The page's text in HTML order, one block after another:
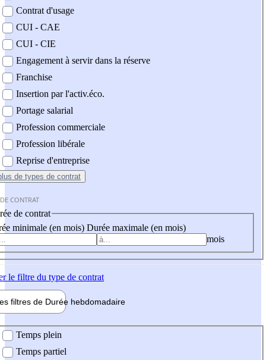
Contrat d'usage
CUI - CAE
CUI - CIE
Engagement à servir dans la réserve
Franchise
Insertion par l'activ.éco.
Portage salarial
Profession commerciale
Profession libérale
Reprise d'entreprise
de types de contrat
CONTRAT
de contrat
minimale (en mois) Durée maximale (en mois)
mois
le filtre du type de contrat
filtres de Durée hebdomadaire
Temps plein
Temps partiel